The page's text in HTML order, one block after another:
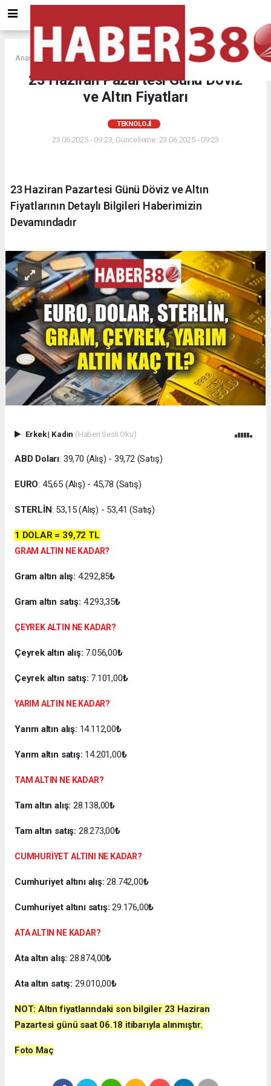
Anasayfa TEKNOLOJİ
23 Haziran Pazartesi Günü Döviz
ve Altın Fiyatları
TEKNOLOJİ
23.06.2025 - 09:23, Güncelleme: 23.06.2025 - 09:23
23 Haziran Pazartesi Günü Döviz ve Altın
Fiyatlarının Detaylı Bilgileri Haberimizin
Devamındadır
Erkek| Kadın (Haberi Sesli Oku)
ABD Doları: 39,70 (Alış) - 39,72 (Satış)
EURO: 45,65 (Alış) - 45,78 (Satış)
STERLİN: 53,15 (Alış) - 53,41 (Satış)
1 DOLAR = 39,72 TL
GRAM ALTIN NE KADAR?
Gram altın alış: 4.292,85₺
Gram altın satış: 4.293,35₺
ÇEYREK ALTIN NE KADAR?
Çeyrek altın alış: 7.056,00₺
Çeyrek altın satış: 7.101,00₺
YARIM ALTIN NE KADAR?
Yarım altın alış: 14.112,00₺
Yarım altın satış: 14.201,00₺
TAM ALTIN NE KADAR?
Tam altın alış: 28.138,00₺
Tam altın satış: 28.273,00₺
CUMHURİYET ALTINI NE KADAR?
Cumhuriyet altını alış:28.742,00₺
Cumhuriyet altını satış:29.176,00₺
ATA ALTIN NE KADAR?
Ata altın alış: 28.874,00₺
Ata altın satış: 29.010,00₺
NOT: Altın fiyatlarındaki son bilgiler 23 Haziran
Pazartesi günü saat 06.18 itibarıyla alınmıştır.
Foto Maç